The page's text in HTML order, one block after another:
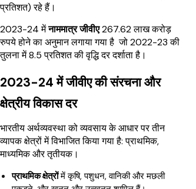
प्रतिशत) रहे हैं।
2023-24 मेंनाममात्र जीवीए267.62 लाख करोड़
रुपये होने का अनुमान लगाया गया है जो 2022-23 की
तुलना में 8.5 प्रतिशत की वृद्धि दर दर्शाता है।
2023-24 में जीवीए की संरचना और
क्षेत्रीय विकास दर
भारतीय अर्थव्यवस्था को व्यवसाय के आधार पर तीन
व्यापक क्षेत्रों में विभाजित किया गया है: प्राथमिक,
माध्यमिक और तृतीयक।
प्राथमिक क्षेत्रोंमें कृषि, पशुधन, वानिकी और मछली